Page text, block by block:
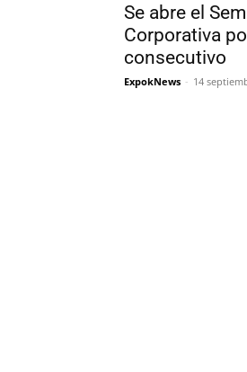
Se abre el
Corporativa
consecutivo
ExpokNews - 14